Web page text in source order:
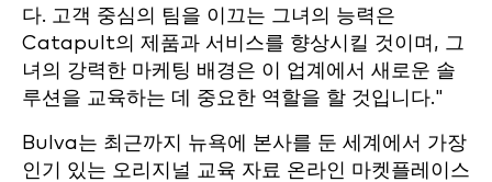
다. 고객 중심의 팀을 이끄는 그녀의 능력은
Catapult의 제품과 서비스를 향상시킬 것이며, 그
녀의 강력한 마케팅 배경은 이 업계에서 새로운 솔
루션을 교육하는 데 중요한 역할을 할 것입니다."
Bulva는 최근까지 뉴욕에 본사를 둔 세계에서 가장
인기 있는 오리지널 교육 자료 온라인 마켓플레이스